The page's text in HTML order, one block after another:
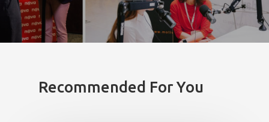
Recommended For You